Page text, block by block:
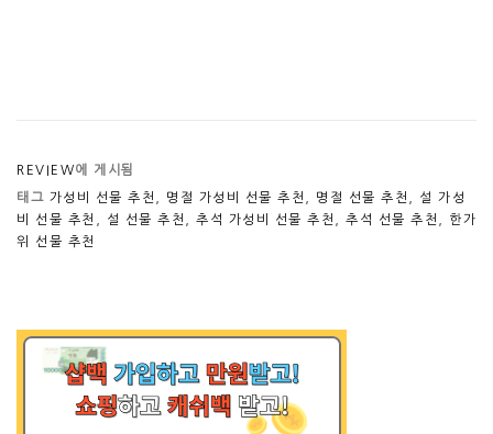
REVIEW에 게시됨
태그 가성비 선물 추천 명절 가성비 선물 추천 명절 선물 추천
설 가성
비 선물 추천
설 선물 추천 추석 가성비 선물 추천 추석 선물 추천
한가
위 선물 추천